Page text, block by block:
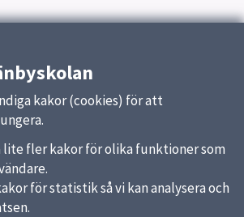
kakor (cookies) för att
lite fler kakor för olika funktioner som
för statistik så vi kan analysera och